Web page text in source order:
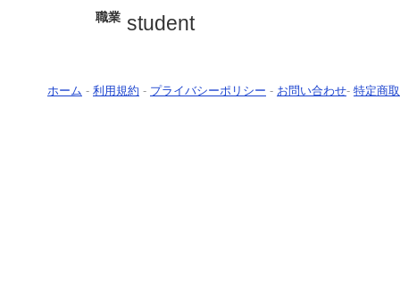
職業 student
ホーム - 利用規約 - プライバシーポリシー - お問い合わせ- 特定商